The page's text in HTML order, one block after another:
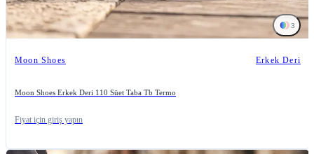
3
Moon Shoes Erkek Deri
Moon Shoes Erkek Deri 110 Süet Taba Tb Termo
Fiyat için giriş yapın